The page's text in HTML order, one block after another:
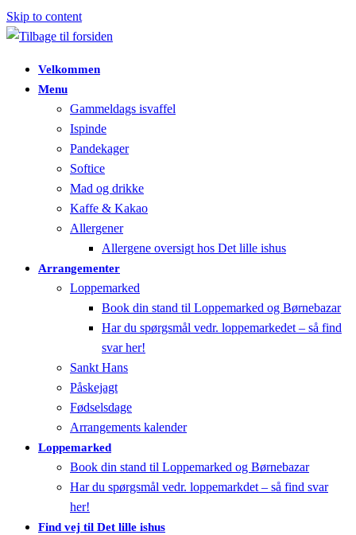
Skip to content
Velkommen
Menu
Gammeldags isvaffel
Ispinde
Pandekager
Softice
Mad og drikke
Kaffe & Kakao
Allergener
Allergene oversigt hos Det lille ishus
Arrangementer
Loppemarked
Book din stand til Loppemarked og Børnebazar
Har du spørgsmål vedr. loppemarkedet – så find
svar her!
Sankt Hans
Påskejagt
Fødselsdage
Arrangements kalender
Loppemarked
Book din stand til Loppemarked og Børnebazar
Har du spørgsmål vedr. loppemarkdet – så find svar
her!
Find vej til Det lille ishus